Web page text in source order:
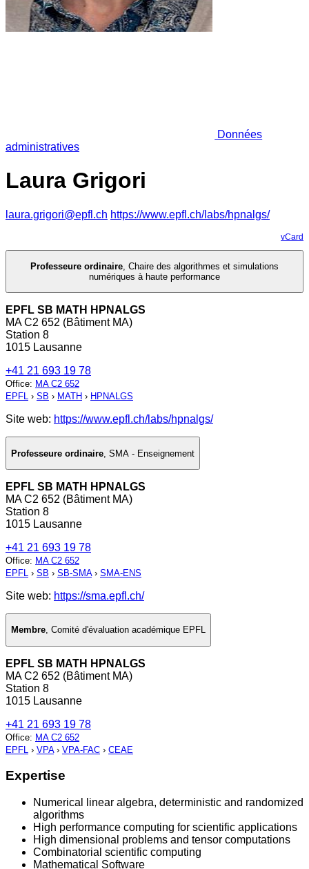
Données
administratives
Laura Grigori
laura.grigori@epfl.ch https://www.epfl.ch/labs/hpnalgs/
vCard
Professeure ordinaire, Chaire des algorithmes et simulations
numériques à haute performance
EPFL SB MATH HPNALGS
MA C2 652 (Bâtiment MA)
Station 8
1015 Lausanne
+41 21 693 19 78
Office: MA C2 652
EPFL › SB › MATH › HPNALGS
Site web: https://www.epfl.ch/labs/hpnalgs/
Professeure ordinaire SMA - Enseignement
EPFL SB MATH HPNALGS
MA C2 652 (Bâtiment MA)
Station 8
1015 Lausanne
+41 21 693 19 78
Office: MA C2 652
EPFL › SB › SB-SMA› SMA-ENS
Site web: https://sma.epfl.ch/
Membre, Comité d'évaluation académique EPFL
EPFL SB MATH HPNALGS
MA C2 652 (Bâtiment MA)
Station 8
1015 Lausanne
+41 21 693 19 78
Office: MA C2 652
EPFL › VPA› VPA-FAC › CEAE
Expertise
Numerical linear algebra, deterministic and randomized
algorithms
High performance computing for scientific applications
High dimensional problems and tensor computations
Combinatorial scientific computing
Mathematical Software